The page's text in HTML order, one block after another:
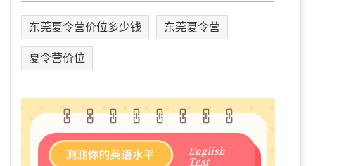
东莞夏令营价位多少钱 东莞夏令营
夏令营价位